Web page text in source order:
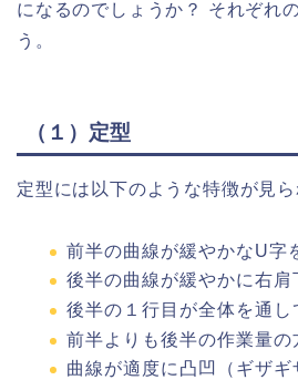
になるのでしょうか？ それぞれ
う。
（１）定型
定型には以下のような特徴が見ら
前半の曲線が緩やかなU字
後半の曲線が緩やかに右肩
後半の１行目が全体を通
前半よりも後半の作業量の
曲線が適度に凸凹（ギザギ